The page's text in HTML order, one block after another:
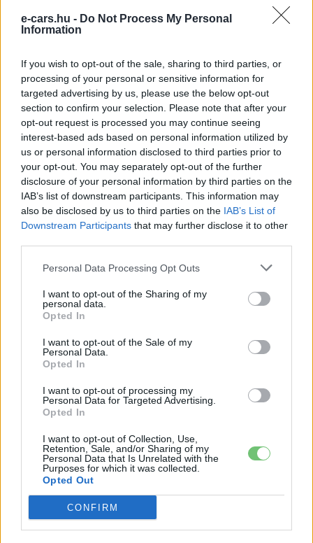
e-cars.hu - Do Not Process My Personal
Information
If you wish to opt-out of the sale, sharing to third parties, or
processing of your personal or sensitive information for
targeted advertising by us, please use the below opt-out
section to confirm your selection. Please note that after your
opt-out request is processed you may continue seeing
interest-based ads based on personal information utilized by
us or personal information disclosed to third parties prior to
your opt-out. You may separately opt-out of the further
disclosure of your personal information by third parties on the
IAB’s list of downstream participants. This information may
also be disclosed by us to third parties on the IAB’s List of
Downstream Participants that may further disclose it to other
Personal Data Processing Opt Outs
I want to opt-out of the Sharing of my
personal data.
Opted In
I want to opt-out of the Sale of my
Personal Data.
Opted In
I want to opt-out of processing my
Personal Data for Targeted Advertising.
Opted In
I want to opt-out of Collection, Use,
Retention, Sale, and/or Sharing of my
Personal Data that Is Unrelated with the
Purposes for which it was collected.
Opted Out
CONFIRM
Elektromos
9 perc töltés, 450 kilométer hatótáv –
ezzel indulhat harcba a Xpeng új